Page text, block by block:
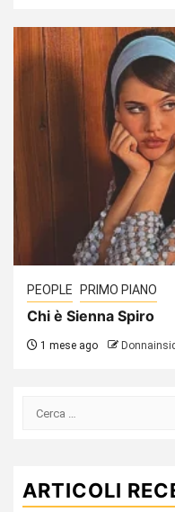
PEOPLE PRIMO PIANO
Chi è Sienna Spiro
1 mese ago
Ricerca
ARTICOLI